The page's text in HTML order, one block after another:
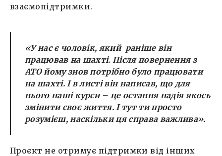
взаємопідтримки.
«У нас є чоловік, який раніше він
працював на шахті. Після повернення з
АТО йому знов потрібно було працювати
на шахті. І в листі він написав, що для
нього наші курси – це остання надія якось
змінити своє життя. І тут ти просто
розумієш, наскільки ця справа важлива».
Проєкт не отримує підтримки від інших